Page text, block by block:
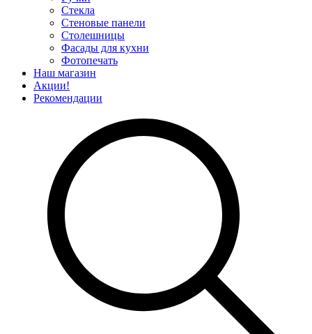
Стекла
Стеновые панели
Столешницы
Фасады для кухни
Фотопечать
Наш магазин
Акции!
Рекомендации